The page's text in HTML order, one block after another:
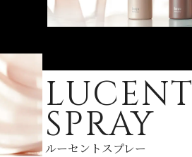
LUCENT
SPRAY
ルーセントスプレー